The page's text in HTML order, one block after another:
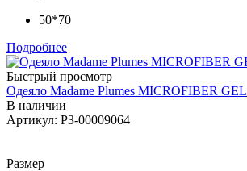
50*70
Подробнее
Быстрый просмотр
Одеяло Madame Plumes MICROFIBER GEL
В наличии
Артикул: РЗ-00009064
Размер